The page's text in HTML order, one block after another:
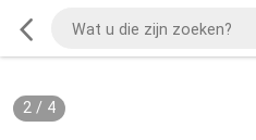
2/ 4